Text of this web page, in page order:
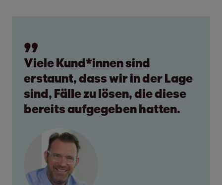
Viele Kund*innen sind
erstaunt, dass wir in der Lage
sind, Fälle zu lösen, die diese
bereits aufgegeben hatten.